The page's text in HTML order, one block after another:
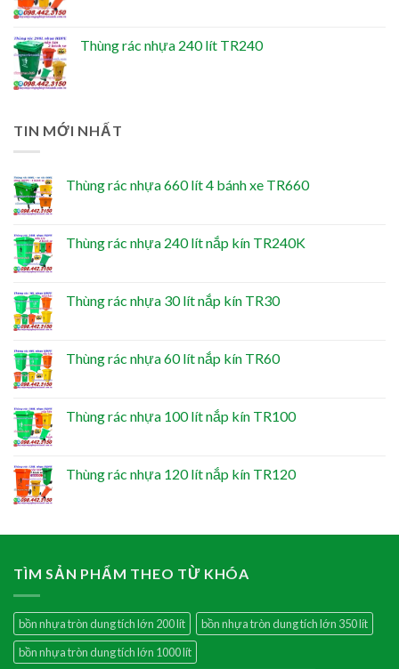
Thùng rác nhựa 240 lít TR240
TIN MỚI NHẤT
Thùng rác nhựa 660 lít 4 bánh xe TR660
Thùng rác nhựa 240 lít nắp kín TR240K
Thùng rác nhựa 30 lít nắp kín TR30
Thùng rác nhựa 60 lít nắp kín TR60
Thùng rác nhựa 100 lít nắp kín TR100
Thùng rác nhựa 120 lít nắp kín TR120
TÌM SẢN PHẨM THEO TỪ KHÓA
bồn nhựa tròn dung tích lớn 200 lít
bồn nhựa tròn dung tích lớn 350 lít
bồn nhựa tròn dung tích lớn 1000 lít